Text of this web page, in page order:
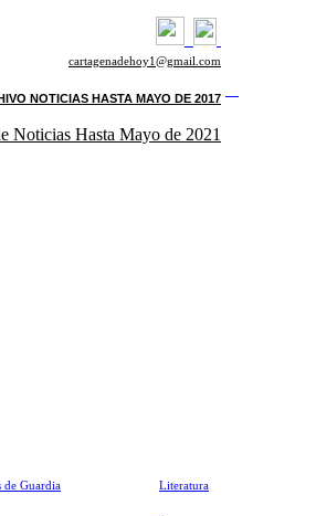
cartagenadehoy1@gmail.com
NOTICIAS HASTA MAYO DE 2017
Noticias Hasta Mayo de 2021
de Guardia Literatura